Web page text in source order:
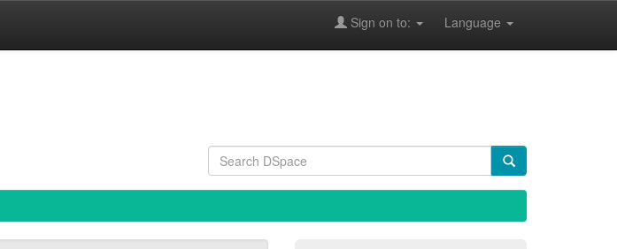
Language
Sign on to: